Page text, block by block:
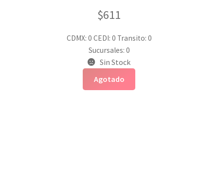
$611
CDMX: 0 CEDI: 0 Transito: 0
Sucursales: 0
Sin Stock
Agotado